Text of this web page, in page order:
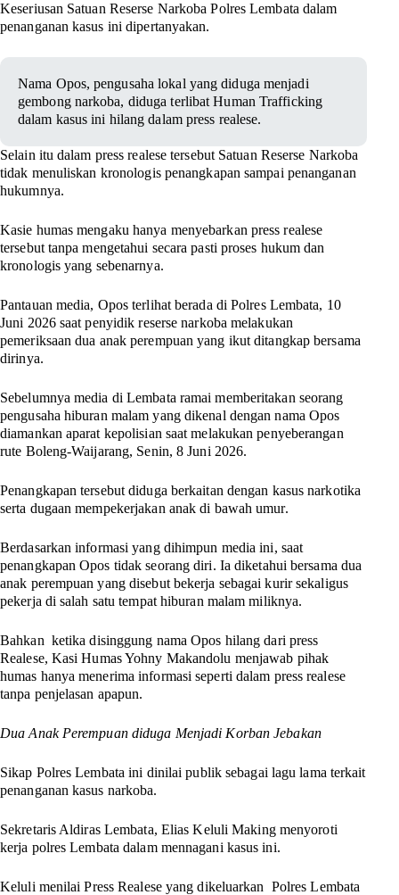
Keseriusan Satuan Reserse Narkoba Polres Lembata dalam
penanganan kasus ini dipertanyakan.
Nama Opos, pengusaha lokal yang diduga menjadi
gembong narkoba, diduga terlibat Human Trafficking
dalam kasus ini hilang dalam press realese.
Selain itu dalam press realese tersebut Satuan Reserse Narkoba
tidak menuliskan kronologis penangkapan sampai penanganan
hukumnya.
Kasie humas mengaku hanya menyebarkan press realese
tersebut tanpa mengetahui secara pasti proses hukum dan
kronologis yang sebenarnya.
Pantauan media, Opos terlihat berada di Polres Lembata, 10
Juni 2026 saat penyidik reserse narkoba melakukan
pemeriksaan dua anak perempuan yang ikut ditangkap bersama
dirinya.
Sebelumnya media di Lembata ramai memberitakan seorang
pengusaha hiburan malam yang dikenal dengan nama Opos
diamankan aparat kepolisian saat melakukan penyeberangan
rute Boleng-Waijarang, Senin, 8 Juni 2026.
Penangkapan tersebut diduga berkaitan dengan kasus narkotika
serta dugaan mempekerjakan anak di bawah umur.
Berdasarkan informasi yang dihimpun media ini, saat
penangkapan Opos tidak seorang diri. Ia diketahui bersama dua
anak perempuan yang disebut bekerja sebagai kurir sekaligus
pekerja di salah satu tempat hiburan malam miliknya.
Bahkan ketika disinggung nama Opos hilang dari press
Realese, Kasi Humas Yohny Makandolu menjawab pihak
humas hanya menerima informasi seperti dalam press realese
tanpa penjelasan apapun.
Dua Anak Perempuan diduga Menjadi Korban Jebakan
Sikap Polres Lembata ini dinilai publik sebagai lagu lama terkait
penanganan kasus narkoba.
Sekretaris Aldiras Lembata, Elias Keluli Making menyoroti
kerja polres Lembata dalam mennagani kasus ini.
Keluli menilai Press Realese yang dikeluarkan Polres Lembata